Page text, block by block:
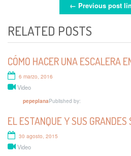
POST NAVIGATION
← Previous post
RELATED POSTS
CÓMO HACER UNA ESCALERA
6 marzo, 2016
Video
Published by:
pepeplana
EL ESTANQUE Y SUS GRANDES
30 agosto, 2015
Video
PODA DEL SETO
5 junio, 2015
Video
Published by:
pepeplana
COMPOST DOMÉSTICO
5 agosto, 2013
Video